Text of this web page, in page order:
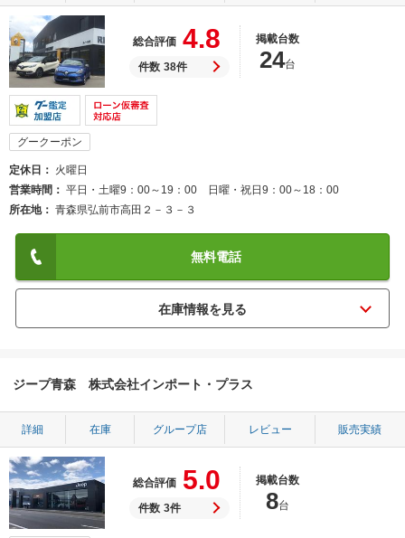
総合評価 4.8
件数 38件
掲載台数
24台
グークーポン
定休日
火曜日
営業時間
平日・土曜9：00～19：00 日曜・祝日9：00～18：00
所在地
青森県弘前市高田２－３－３
無料電話
ジープ青森 株式会社インポート・プラス
詳細 在庫 グループ店 レビュー 販売実績
総合評価 5.0
件数 3件
掲載台数
8台